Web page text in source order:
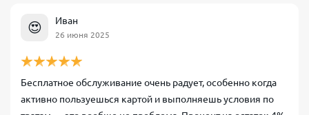
😍 Иван
26 июня 2025
Бесплатное обслуживание очень радует, особенно когда
активно пользуешься картой и выполняешь условия по